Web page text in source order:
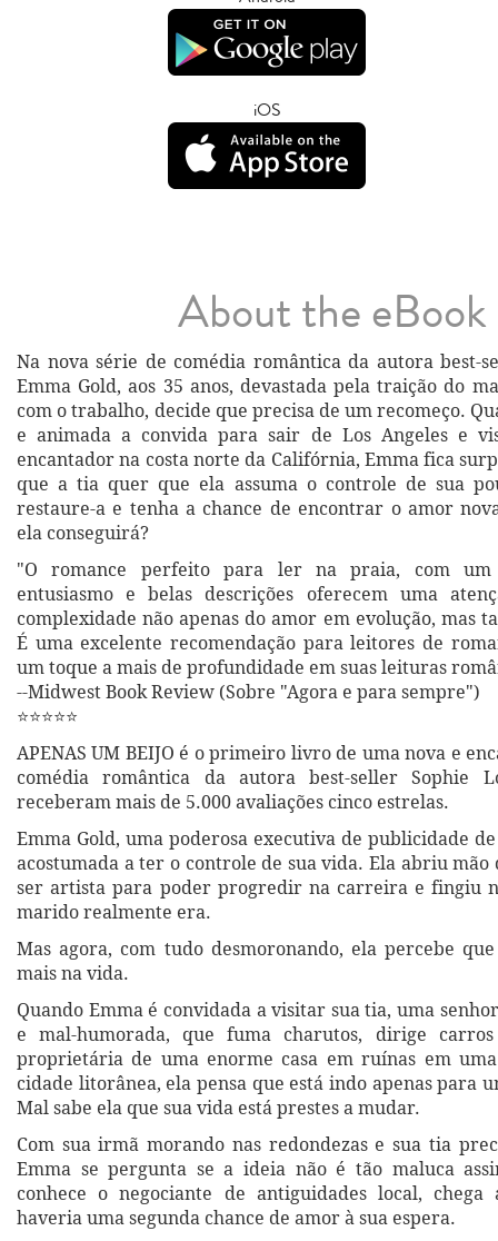
iOS
About the eBook
Na nova série de comédia romântica da autora best-
Emma Gold, aos 35 anos, devastada pela traição do
com o trabalho, decide que precisa de um recomeço.
e animada a convida para sair de Los Angeles e
encantador na costa norte da Califórnia, Emma fica
que a tia quer que ela assuma o controle de sua
restaure-a e tenha a chance de encontrar o amor
ela conseguirá?
"O romance perfeito para ler na praia, com um
entusiasmo e belas descrições oferecem uma
complexidade não apenas do amor em evolução, mas
É uma excelente recomendação para leitores de
um toque a mais de profundidade em suas leituras
--Midwest Book Review (Sobre "Agora e para sempre")
⭐⭐⭐⭐⭐
APENAS UM BEIJO é o primeiro livro de uma nova e
comédia romântica da autora best-seller Sophie
receberam mais de 5.000 avaliações cinco estrelas.
Emma Gold, uma poderosa executiva de publicidade de
acostumada a ter o controle de sua vida. Ela abriu mão
ser artista para poder progredir na carreira e fingiu
marido realmente era.
Mas agora, com tudo desmoronando, ela percebe
mais na vida.
Quando Emma é convidada a visitar sua tia, uma
e mal-humorada, que fuma charutos, dirige
proprietária de uma enorme casa em ruínas em
cidade litorânea, ela pensa que está indo apenas para
Mal sabe ela que sua vida está prestes a mudar.
Com sua irmã morando nas redondezas e sua tia
Emma se pergunta se a ideia não é tão maluca
conhece o negociante de antiguidades local,
haveria uma segunda chance de amor à sua espera.